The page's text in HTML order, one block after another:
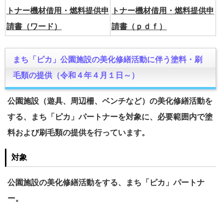
トナー機材借用・燃料提供申
請書（ワード）
トナー機材借用・燃料提供申
請書（ｐｄｆ）
まち「ピカ」公園施設の美化修繕活動に伴う塗料・刷
毛類の提供（令和４年４月１日～）
公園施設（遊具、周辺柵、ベンチなど）の美化修繕活動を
する、まち「ピカ」パートナーを対象に、必要範囲内で塗
料および刷毛類の提供を行っています。
対象
公園施設の美化修繕活動をする、まち「ピカ」パートナ
ー。